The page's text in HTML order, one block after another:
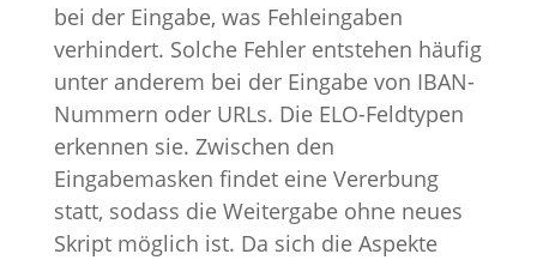
bei der Eingabe, was Fehleingaben
verhindert. Solche Fehler entstehen häufig
unter anderem bei der Eingabe von IBAN-
Nummern oder URLs. Die ELO-Feldtypen
erkennen sie. Zwischen den
Eingabemasken findet eine Vererbung
statt, sodass die Weitergabe ohne neues
Skript möglich ist. Da sich die Aspekte